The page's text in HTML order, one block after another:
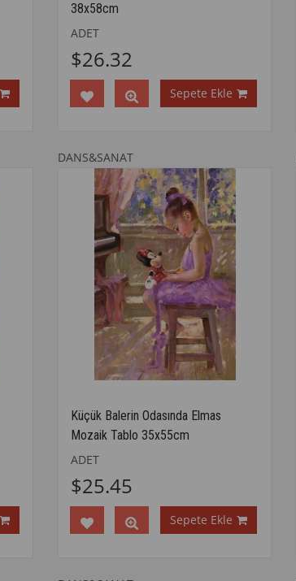
38x58cm
ADET
$26.32
Sepete Ekle
DANS&SANAT
Küçük Balerin Odasında Elmas
Mozaik Tablo 35x55cm
ADET
$25.45
Sepete Ekle